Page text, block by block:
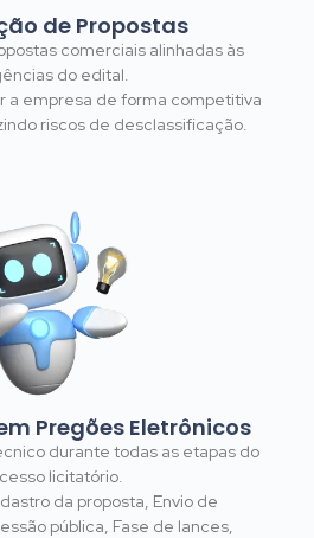
de Propostas
comerciais alinhadas às
do edital.
a empresa de forma competitiva
riscos de desclassificação.
Pregões Eletrônicos
durante todas as etapas do
licitatório.
da proposta, Envio de
pública, Fase de lances,